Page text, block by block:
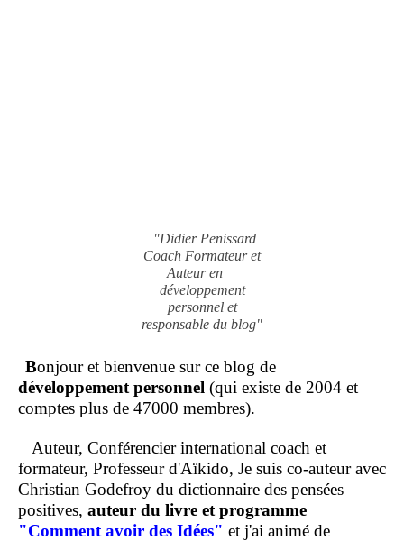
"Didier Penissard
Coach Formateur et
Auteur en
développement
personnel et
responsable du blog"
Bonjour et bienvenue sur ce blog de
développement personnel (qui existe de 2004 et
comptes plus de 47000 membres).
Auteur, Conférencier international coach et
formateur, Professeur d'Aïkido, Je suis co-auteur avec
Christian Godefroy du dictionnaire des pensées
positives, auteur du livre et programme
"Comment avoir des Idées" et j'ai animé de